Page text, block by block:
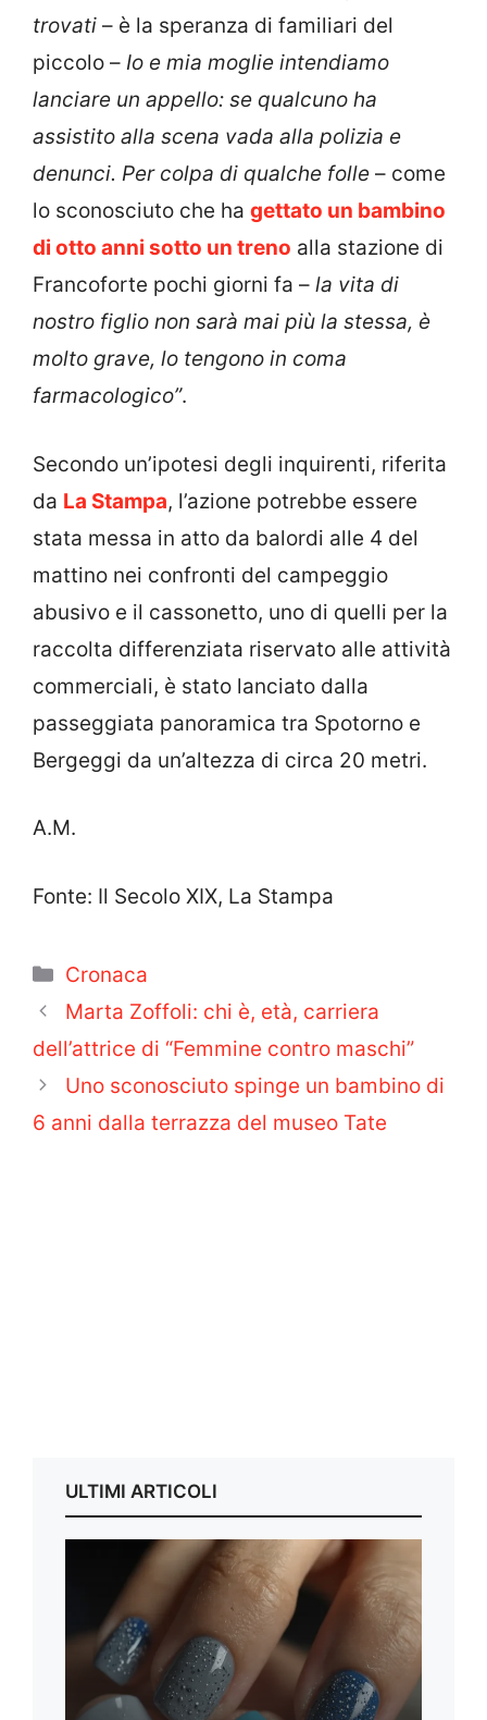
trovati – è la speranza di familiari del
piccolo – Io e mia moglie intendiamo
lanciare un appello: se qualcuno ha
assistito alla scena vada alla polizia e
denunci. Per colpa di qualche folle – come
lo sconosciuto che ha gettato un bambino
di otto anni sotto un treno alla stazione di
Francoforte pochi giorni fa – la vita di
nostro figlio non sarà mai più la stessa, è
molto grave, lo tengono in coma
farmacologico”.
Secondo un’ipotesi degli inquirenti, riferita
da La Stampa, l’azione potrebbe essere
stata messa in atto da balordi alle 4 del
mattino nei confronti del campeggio
abusivo e il cassonetto, uno di quelli per la
raccolta differenziata riservato alle attività
commerciali, è stato lanciato dalla
passeggiata panoramica tra Spotorno e
Bergeggi da un’altezza di circa 20 metri.
A.M.
Fonte: Il Secolo XIX, La Stampa
Categorie
Cronaca
Marta Zoffoli: chi è, età, carriera
dell’attrice di “Femmine contro maschi”
Uno sconosciuto spinge un bambino di
6 anni dalla terrazza del museo Tate
ULTIMI ARTICOLI